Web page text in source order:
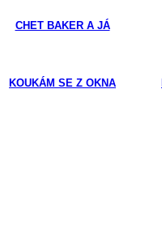
CHET BAKER A JÁ
KOUKÁM SE Z OKNA